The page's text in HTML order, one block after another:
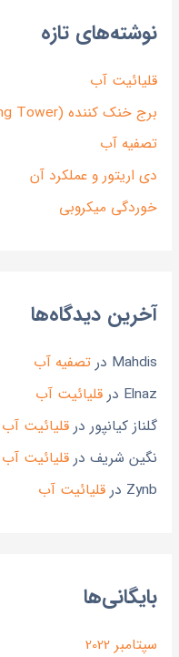
نوشته‌های تازه
قلیائیت آب
برج خنک کننده (Cooling Tower) شرایط ph آب :
تصفیه آب
دی اریتور و عملکرد آن
خوردگی میکروبی
آخرین دیدگاه‌ها
Mahdis در تصفیه آب
Elnaz در قلیائیت آب
گلناز کیانپوردر قلیائیت آب
نگین شریفدر قلیائیت آب
Zynb در قلیائیت آب
بایگانی‌ها
سپتامبر 2022